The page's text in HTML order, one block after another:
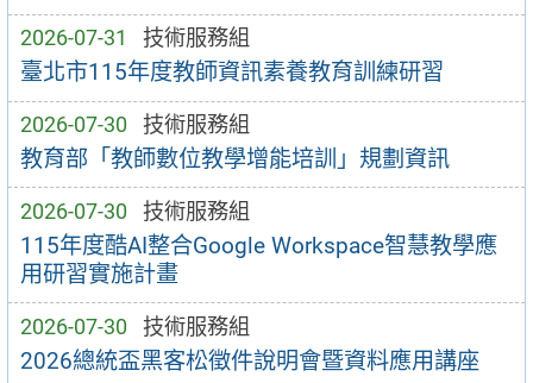
2026-07-31 技術服務組
臺北市115年度教師資訊素養教育訓練研習
2026-07-30 技術服務組
教育部「教師數位教學增能培訓」規劃資訊
2026-07-30 技術服務組
115年度酷AI整合Google Workspace智慧教學應
用研習實施計畫
2026-07-30 技術服務組
2026總統盃黑客松徵件說明會暨資料應用講座